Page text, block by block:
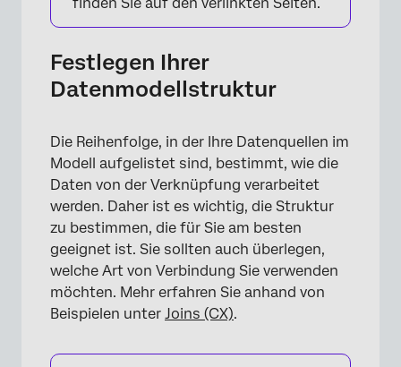
Festlegen Ihrer
Datenmodellstruktur
Die Reihenfolge, in der Ihre Datenquellen im
Modell aufgelistet sind, bestimmt, wie die
Daten von der Verknüpfung verarbeitet
werden. Daher ist es wichtig, die Struktur
zu bestimmen, die für Sie am besten
geeignet ist. Sie sollten auch überlegen,
welche Art von Verbindung Sie verwenden
möchten. Mehr erfahren Sie anhand von
Beispielen unter Joins (CX).